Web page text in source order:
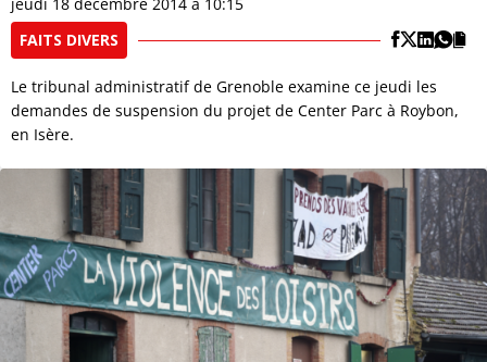
FAITS DIVERS
Le tribunal administratif de Grenoble examine ce jeudi les
demandes de suspension du projet de Center Parc à Roybon,
en Isère.